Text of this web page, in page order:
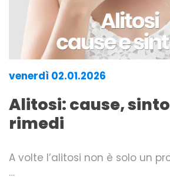
venerdì 02.01.2026
Alitosi: cause,
rimedi
A volte l’alitosi non è solo un
…